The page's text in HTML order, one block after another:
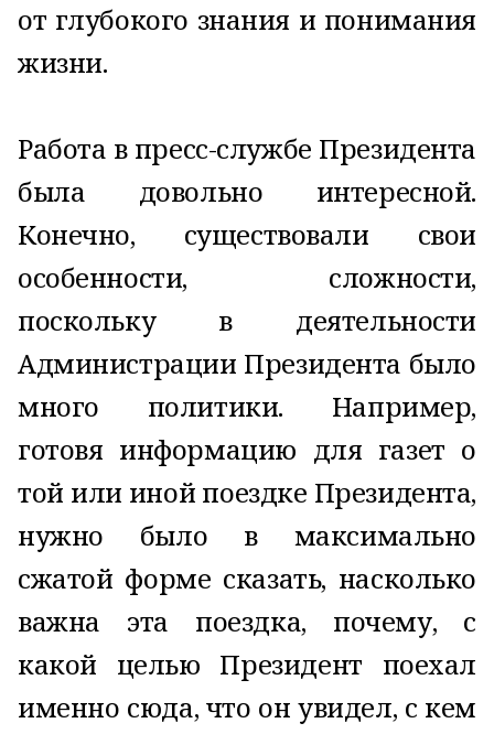
от глубокого знания и понимания
жизни.
Работа в пресс-службе Президента
была довольно интересной.
Конечно, существовали свои
особенности, сложности,
поскольку в деятельности
Администрации Президента было
много политики. Например,
готовя информацию для газет о
той или иной поездке Президента,
нужно было в максимально
сжатой форме сказать, насколько
важна эта поездка, почему, с
какой целью Президент поехал
именно сюда, что он увидел, с кем